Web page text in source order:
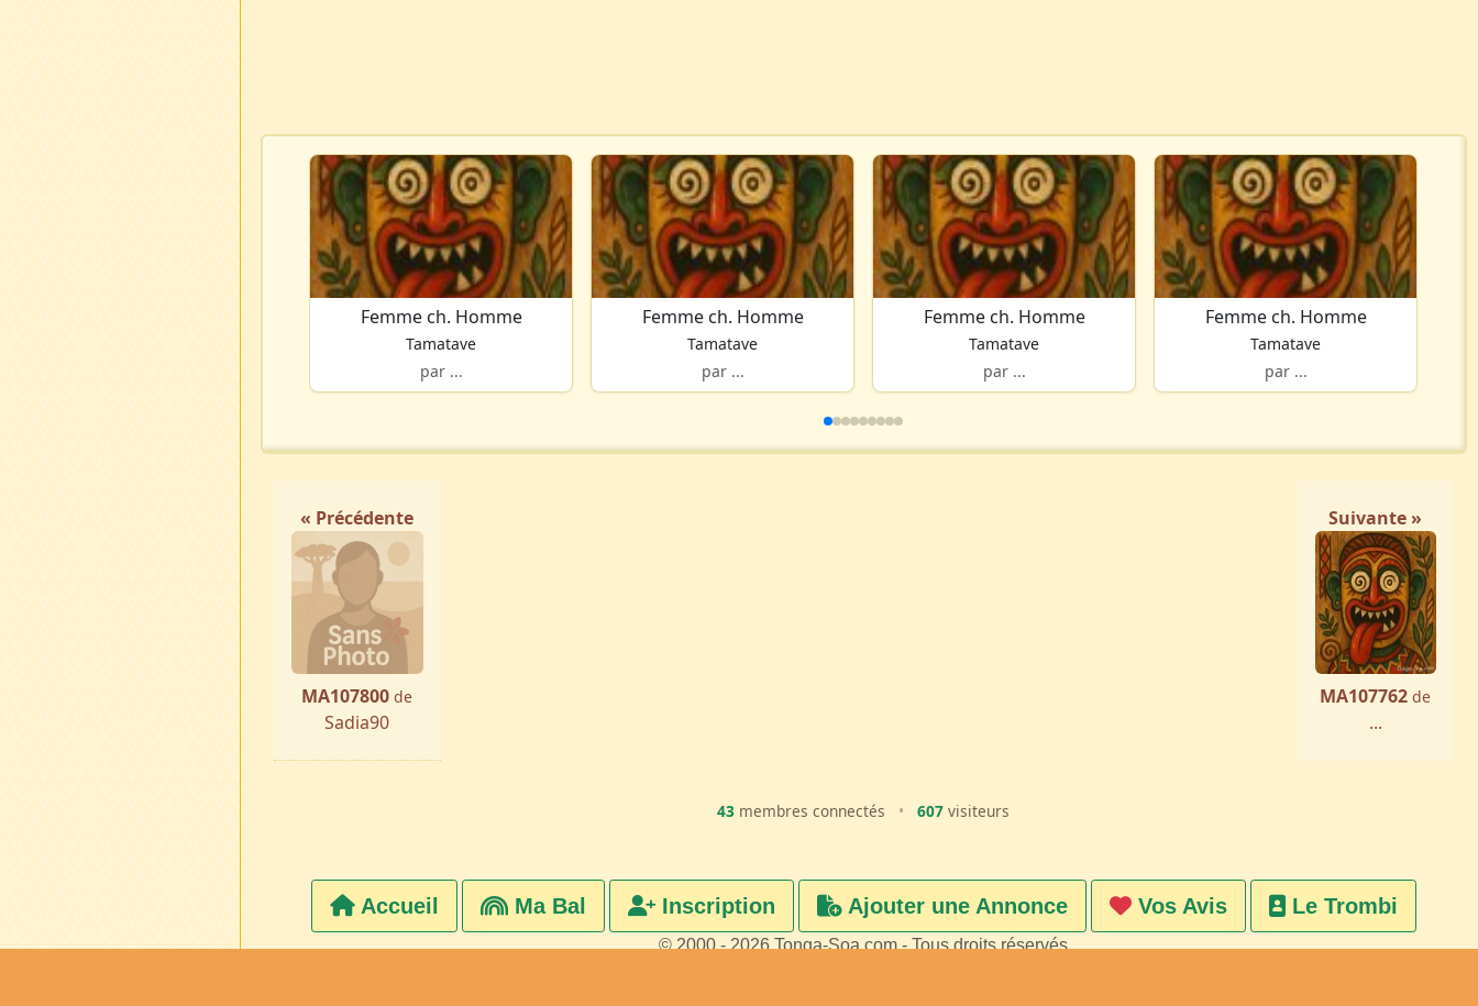
Femme ch. Homme
Tamatave
par ...
Femme ch. Homme
Tamatave
par ...
Femme ch. Homme
Tamatave
par ...
Femme ch. Homme
Tamatave
par ...
« Précédente
MA107800 de
Sadia90
Suivante »
MA107762 de
...
43 membres connectés • 607 visiteurs
Accueil Ma Bal Inscription Ajouter une Annonce Vos Avis Le Trombi
© 2000 - 2026 Tonga-Soa.com - Tous droits réservés